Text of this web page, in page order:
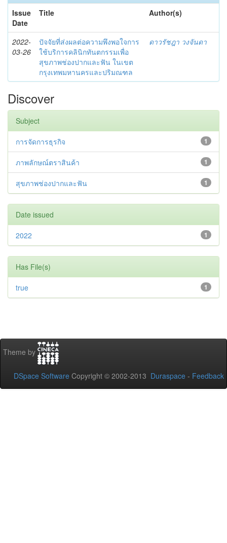
Issue
Date
Title Author(s)
2022-
03-26
ปัจจัยที่ส่งผลต่อความพึงพอใจการ
ใช้บริการคลินิกทันตกรรมเพื่อ
สุขภาพช่องปากและฟัน ในเขต
กรุงเทพมหานครและปริมณฑล
ดาวรัชฎา วงจันดา
Discover
Subject
1
การจัดการธุรกิจ
1
ภาพลักษณ์ตราสินค้า
1
สุขภาพช่องปากและฟัน
Date issued
1
2022
Has File(s)
1
true
Theme by
DSpace Software Copyright © 2002-2013 Duraspace - Feedback